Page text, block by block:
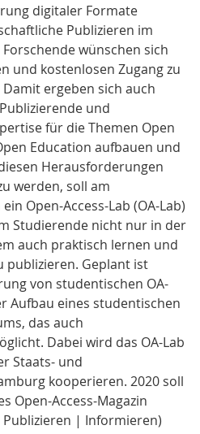
digitaler Formate
Publizieren im
wünschen sich
und kostenlosen Zugang zu
ergeben sich auch
und
für die Themen Open
Education aufbauen und
Herausforderungen
werden, soll am
Open-Access-Lab (OA-Lab)
Studierende nicht nur in der
auch praktisch lernen und
publizieren. Geplant ist
von studentischen OA-
Aufbau eines studentischen
das auch
Dabei wird das OA-Lab
Staats- und
kooperieren. 2020 soll
Open-Access-Magazin
| Informieren)